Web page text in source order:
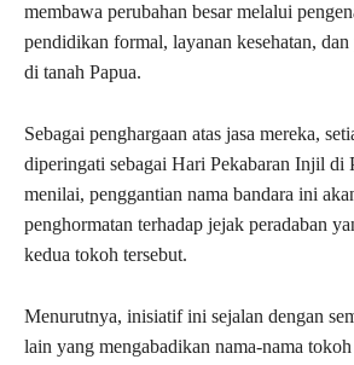
membawa perubahan besar melalui
pendidikan formal, layanan kesehatan, dan
di tanah Papua.
Sebagai penghargaan atas jasa mereka,
diperingati sebagai Hari Pekabaran Injil di
menilai, penggantian nama bandara ini
penghormatan terhadap jejak peradaban
kedua tokoh tersebut.
Menurutnya, inisiatif ini sejalan dengan
lain yang mengabadikan nama-nama